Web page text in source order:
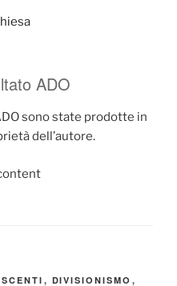
ADO
sono state prodotte in
dell’autore.
, DIVISIONISMO ,